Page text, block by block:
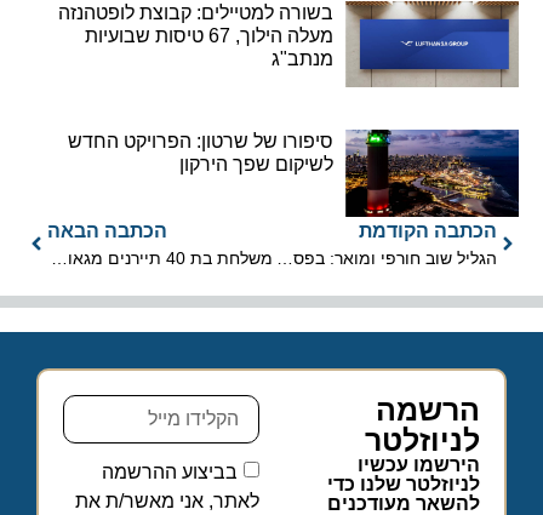
בשורה למטיילים: קבוצת לופטהנזה
מעלה הילוך, 67 טיסות שבועיות
מנתב"ג
סיפורו של שרטון: הפרויקט החדש
לשיקום שפך הירקון
הכתבה הקודמת
הגליל שוב חורפי ומואר: בפסטיבל חורף זמן גליל מערבי 2022
הכתבה הבאה
משלחת בת 40 תיירנים מגאורגיה הגיעה לישראל לכנס מיוחד מסוגו
הרשמה
לניוזלטר
הירשמו עכשיו
לניוזלטר שלנו כדי
להשאר מעודכנים
בביצוע ההרשמה
לאתר, אני מאשר/ת את